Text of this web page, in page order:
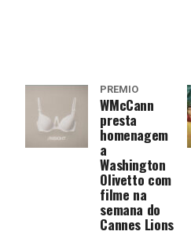
PRÊMIO
WMcCann
presta
homenagem
a
Washington
Olivetto com
filme na
semana do
Cannes Lions